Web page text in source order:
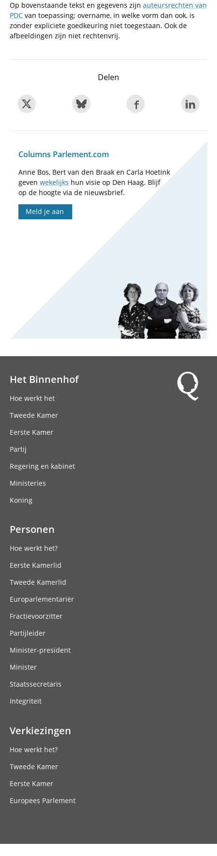
Op bovenstaande tekst en gegevens zijn auteursrechten van
PDC van toepassing; overname, in welke vorm dan ook, is
zonder expliciete goedkeuring niet toegestaan. Ook de
afbeeldingen zijn niet rechtenvrij.
Delen
Columns Parlement.com
Anne Bos, Bert van den Braak en Carla Hoetink
geven wekelijks hun visie op Den Haag. Blijf
op de hoogte via de nieuwsbrief.
Meld je aan
Het Binnenhof
Hoe werkt het
Tweede Kamer
Eerste Kamer
Partij
Regering en kabinet
Ministeries
Koning
Personen
Hoe werkt het?
Eerste Kamerlid
Tweede Kamerlid
Europarlementariër
Fractievoorzitter
Partijleider
Minister-president
Minister
Staatssecretaris
Integriteit
Verkiezingen
Hoe werkt het?
Tweede Kamer
Eerste Kamer
Europees Parlement